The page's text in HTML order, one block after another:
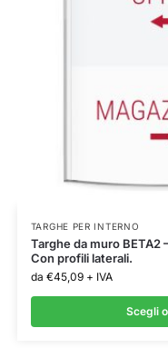
TARGHE PER INTERNO
Targhe da muro BETA2
Con profili laterali.
da €45,09 + IVA
Scegli